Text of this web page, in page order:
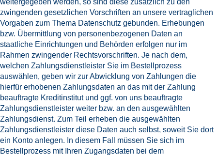
weitergegeben werden, so sind diese zusätzlich zu den
zwingenden gesetzlichen Vorschriften an unsere vertraglichen
Vorgaben zum Thema Datenschutz gebunden. Erhebungen
bzw. Übermittlung von personenbezogenen Daten an
staatliche Einrichtungen und Behörden erfolgen nur im
Rahmen zwingender Rechtsvorschriften. Je nach dem,
welchen Zahlungsdienstleister Sie im Bestellprozess
auswählen, geben wir zur Abwicklung von Zahlungen die
hierfür erhobenen Zahlungsdaten an das mit der Zahlung
beauftragte Kreditinstitut und ggf. von uns beauftragte
Zahlungsdienstleister weiter bzw. an den ausgewählten
Zahlungsdienst. Zum Teil erheben die ausgewählten
Zahlungsdienstleister diese Daten auch selbst, soweit Sie dort
ein Konto anlegen. In diesem Fall müssen Sie sich im
Bestellprozess mit Ihren Zugangsdaten bei dem